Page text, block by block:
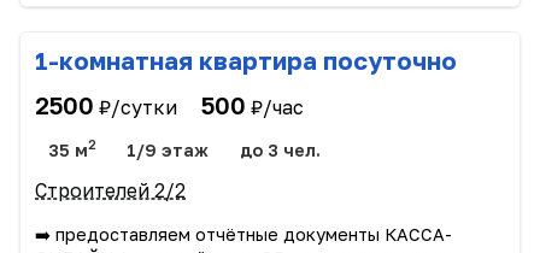
1-комнатная квартира посуточно
2500 ₽/сутки 500 ₽/час
35 м2 1/9 этаж до 3 чел.
Строителей 2/2
➡️ предоставляем отчётные документы КАССА-